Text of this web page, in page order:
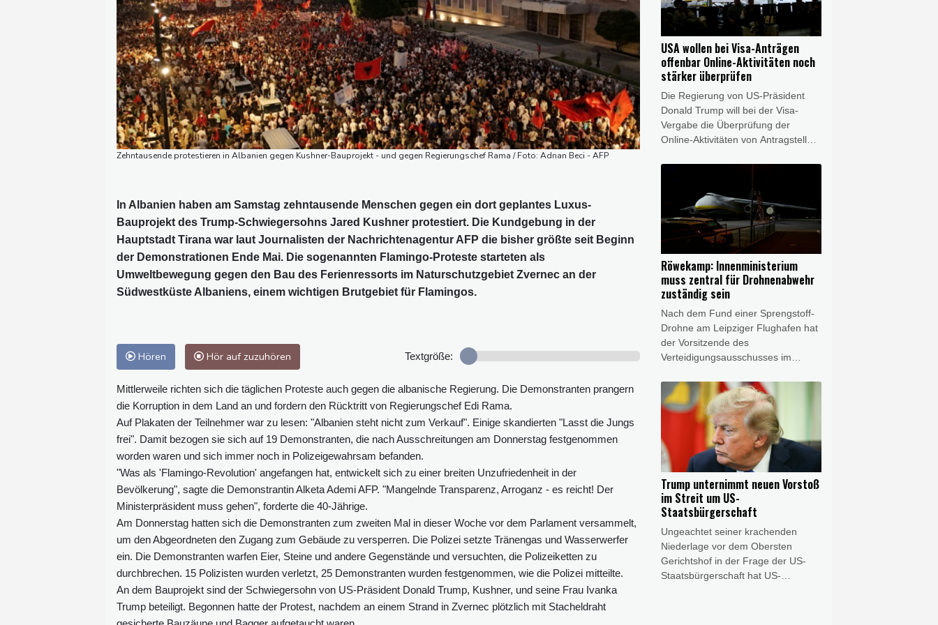
Zehntausende protestieren in Albanien gegen Kushner-Bauprojekt - und gegen Regierungschef Rama / Foto: Adnan Beci - AFP
In Albanien haben am Samstag zehntausende Menschen gegen ein dort geplantes Luxus-
Bauprojekt des Trump-Schwiegersohns Jared Kushner protestiert. Die Kundgebung in der
Hauptstadt Tirana war laut Journalisten der Nachrichtenagentur AFP die bisher größte seit Beginn
der Demonstrationen Ende Mai. Die sogenannten Flamingo-Proteste starteten als
Umweltbewegung gegen den Bau des Ferienressorts im Naturschutzgebiet Zvernec an der
Südwestküste Albaniens, einem wichtigen Brutgebiet für Flamingos.
Hören Hör auf zuzuhören Textgröße:
Mittlerweile richten sich die täglichen Proteste auch gegen die albanische Regierung. Die Demonstranten prangern
die Korruption in dem Land an und fordern den Rücktritt von Regierungschef Edi Rama.
Auf Plakaten der Teilnehmer war zu lesen: "Albanien steht nicht zum Verkauf". Einige skandierten "Lasst die Jungs
frei". Damit bezogen sie sich auf 19 Demonstranten, die nach Ausschreitungen am Donnerstag festgenommen
worden waren und sich immer noch in Polizeigewahrsam befanden.
"Was als 'Flamingo-Revolution' angefangen hat, entwickelt sich zu einer breiten Unzufriedenheit in der
Bevölkerung", sagte die Demonstrantin Alketa Ademi AFP. "Mangelnde Transparenz, Arroganz - es reicht! Der
Ministerpräsident muss gehen", forderte die 40-Jährige.
Am Donnerstag hatten sich die Demonstranten zum zweiten Mal in dieser Woche vor dem Parlament versammelt,
um den Abgeordneten den Zugang zum Gebäude zu versperren. Die Polizei setzte Tränengas und Wasserwerfer
ein. Die Demonstranten warfen Eier, Steine und andere Gegenstände und versuchten, die Polizeiketten zu
durchbrechen. 15 Polizisten wurden verletzt, 25 Demonstranten wurden festgenommen, wie die Polizei mitteilte.
An dem Bauprojekt sind der Schwiegersohn von US-Präsident Donald Trump, Kushner, und seine Frau Ivanka
Trump beteiligt. Begonnen hatte der Protest, nachdem an einem Strand in Zvernec plötzlich mit Stacheldraht
hieß es am Donnerstag beim
Zusammentreffen beider Seiten.
Zudem solle gemeinsam über das
weitere Vorgehen nach dem
schweren Doppel-Erdbeben gehen,
bei dem Ende Juni mehr als 6000
Menschen getötet wurden.
USA wollen bei Visa-Anträgen
offenbar Online-Aktivitäten noch
stärker überprüfen
Die Regierung von US-Präsident
Donald Trump will bei der Visa-
Vergabe die Überprüfung der
Online-Aktivitäten von Antragstellern
Überprüfung von Instagram-Konten
weitere Visa-Kategorien ausgedehnt
werden, unter anderem auf
ausländische Journalisten,
berichtete "The Daily Signal". Die
Sprecherin des Weißen Hauses,
Karoline Leavitt, teilte am
Donnerstag auf ihrem X-Konto den
entsprechenden Artikel - ohne ihn
explizit zu bestätigen.
Röwekamp: Innenministerium
muss zentral für Drohnenabwehr
zuständig sein
Nach dem Fund einer Sprengstoff-
Drohne am Leipziger Flughafen hat
der Vorsitzende des
Verteidigungsausschusses im
(CDU), eine Zentralisierung der
Zuständigkeit für die Drohnen-
Abwehr beim
Bundesinnenministerium gefordert.
Die bisher zu Leipzig vorliegenden
Erkenntnisse "bestätigen die
Dringlichkeit, auf die Bedrohung
ziviler Infrastruktur durch Drohnen
schnell neue Antworten zu finden",
sagte er dem Redaktionsnetzwerk
Deutschland (Freitagsausgaben).
"Wir brauchen eine zentrale
Zuständigkeit statt einer Vielzahl
föderaler Luftsicherheitsbehörden."
Trump unternimmt neuen Vorstoß
im Streit um US-
Staatsbürgerschaft
Ungeachtet seiner krachenden
Niederlage vor dem Obersten
Gerichtshof in der Frage der US-
Staatsbürgerschaft hat US-